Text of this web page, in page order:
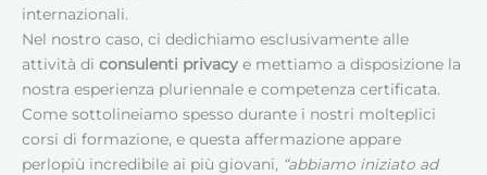
internazionali.
Nel nostro caso, ci dedichiamo esclusivamente alle
attività di consulenti privacy e mettiamo a disposizione la
nostra esperienza pluriennale e competenza certificata.
Come sottolineiamo spesso durante i nostri molteplici
corsi di formazione, e questa affermazione appare
perlopiù incredibile ai più giovani, “abbiamo iniziato ad